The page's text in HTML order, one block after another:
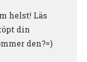
helst! Läs
din
den?=)